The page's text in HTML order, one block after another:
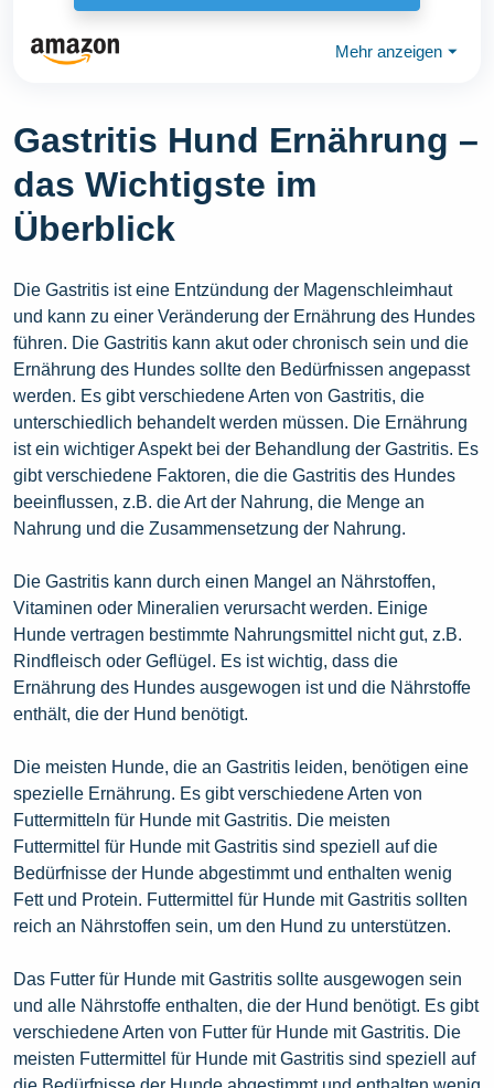
Mehr anzeigen ⏷
Gastritis Hund Ernährung –
das Wichtigste im
Überblick
Die Gastritis ist eine Entzündung der Magenschleimhaut
und kann zu einer Veränderung der Ernährung des Hundes
führen. Die Gastritis kann akut oder chronisch sein und die
Ernährung des Hundes sollte den Bedürfnissen angepasst
werden. Es gibt verschiedene Arten von Gastritis, die
unterschiedlich behandelt werden müssen. Die Ernährung
ist ein wichtiger Aspekt bei der Behandlung der Gastritis. Es
gibt verschiedene Faktoren, die die Gastritis des Hundes
beeinflussen, z.B. die Art der Nahrung, die Menge an
Nahrung und die Zusammensetzung der Nahrung.
Die Gastritis kann durch einen Mangel an Nährstoffen,
Vitaminen oder Mineralien verursacht werden. Einige
Hunde vertragen bestimmte Nahrungsmittel nicht gut, z.B.
Rindfleisch oder Geflügel. Es ist wichtig, dass die
Ernährung des Hundes ausgewogen ist und die Nährstoffe
enthält, die der Hund benötigt.
Die meisten Hunde, die an Gastritis leiden, benötigen eine
spezielle Ernährung. Es gibt verschiedene Arten von
Futtermitteln für Hunde mit Gastritis. Die meisten
Futtermittel für Hunde mit Gastritis sind speziell auf die
Bedürfnisse der Hunde abgestimmt und enthalten wenig
Fett und Protein. Futtermittel für Hunde mit Gastritis sollten
reich an Nährstoffen sein, um den Hund zu unterstützen.
Das Futter für Hunde mit Gastritis sollte ausgewogen sein
und alle Nährstoffe enthalten, die der Hund benötigt. Es gibt
verschiedene Arten von Futter für Hunde mit Gastritis. Die
meisten Futtermittel für Hunde mit Gastritis sind speziell auf